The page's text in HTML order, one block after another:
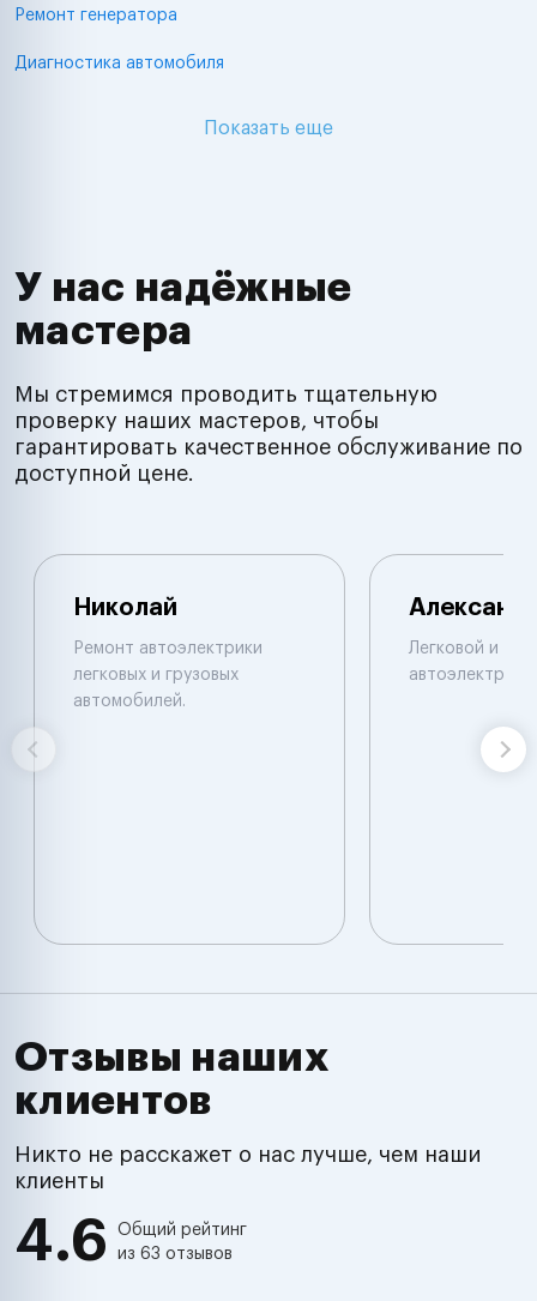
Ремонт генератора
Диагностика автомобиля
Показать еще
У нас надёжные
мастера
Мы стремимся проводить тщательную
проверку наших мастеров, чтобы
гарантировать качественное обслуживание по
доступной цене.
Николай
Ремонт автоэлектрики
легковых и грузовых
автомобилей.
Легковой и
автоэлектрик.
Отзывы наших
клиентов
Никто не расскажет о нас лучше, чем наши
клиенты
4.6
Общий рейтинг
из 63 отзывов